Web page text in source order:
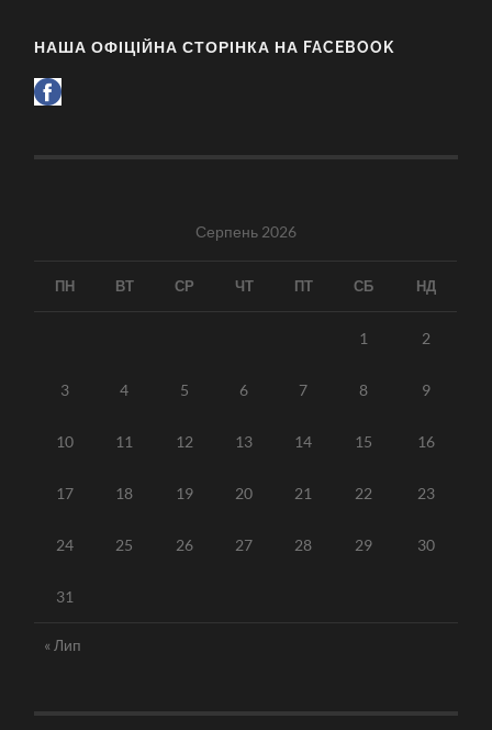
НАША ОФІЦІЙНА СТОРІНКА НА FACEBOOK
Серпень 2026
ПН ВТ СР ЧТ ПТ СБ НД
1 2
3 4 5 6 7 8 9
10 11 12 13 14 15 16
17 18 19 20 21 22 23
24 25 26 27 28 29 30
31
« Лип